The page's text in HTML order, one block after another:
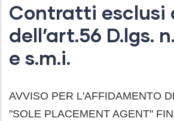
Contratti esclusi
dell’art.56 D.lgs.
e s.m.i.
AVVISO PER L'AFFIDAMENTO
"SOLE PLACEMENT AGENT"